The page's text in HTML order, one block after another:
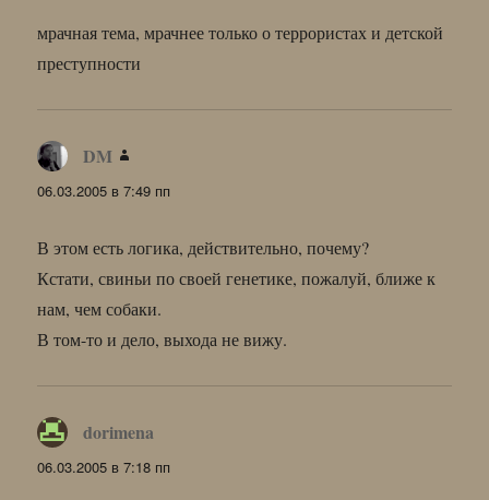
мрачная тема, мрачнее только о террористах и детской
преступности
DM
06.03.2005 в 7:49 пп
В этом есть логика, действительно, почему?
Кстати, свиньи по своей генетике, пожалуй, ближе к
нам, чем собаки.
В том-то и дело, выхода не вижу.
dorimena
06.03.2005 в 7:18 пп